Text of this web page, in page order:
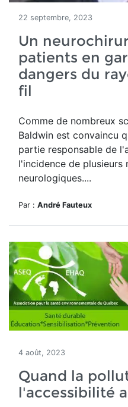
22 septembre, 2023
Un
patients en
dangers du
fil
Comme de nombreux
Baldwin est convaincu
partie responsable de
l'incidence de plusieurs
neurologiques....
Par : André Fauteux
4 août, 2023
Quand la
l'accessibilité